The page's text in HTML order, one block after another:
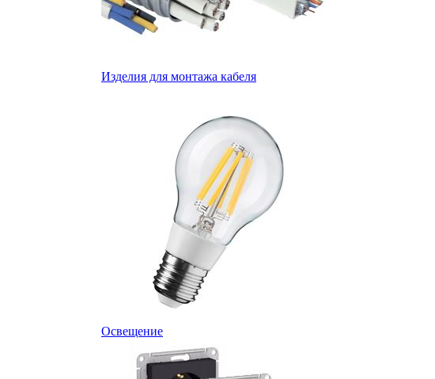
Изделия для монтажа кабеля
Освещение